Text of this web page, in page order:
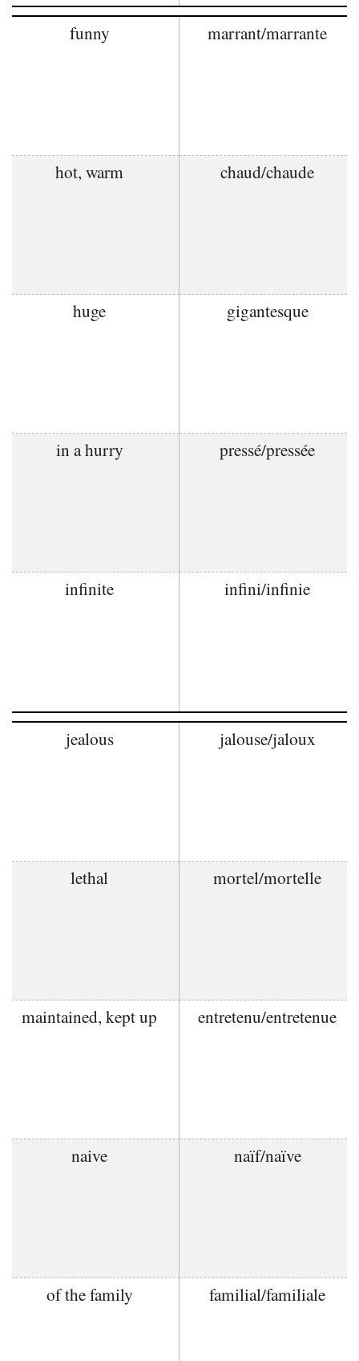
funny marrant/marrante
hot, warm chaud/chaude
huge gigantesque
in a hurry pressé/pressée
infinite infini/infinie
jealous jalouse/jaloux
lethal mortel/mortelle
maintained, kept up entretenu/entretenue
naive naïf/naïve
of the family familial/familiale